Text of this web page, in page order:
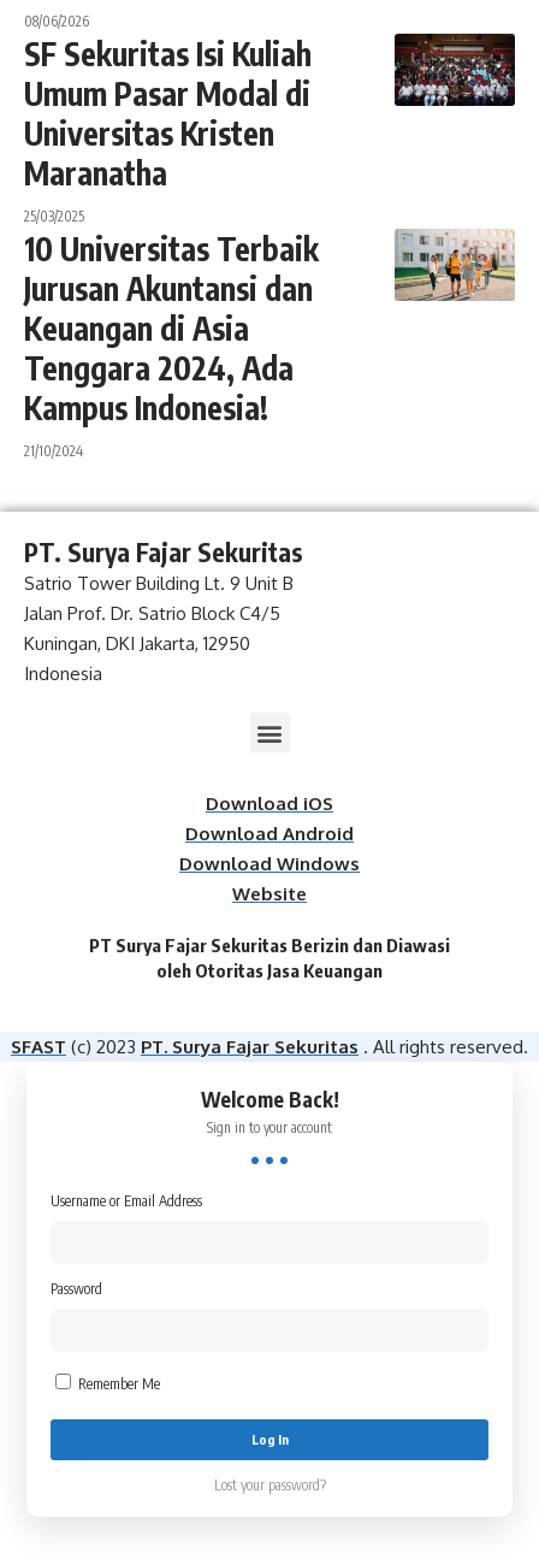
08/06/2026
SF Sekuritas Isi Kuliah
Umum Pasar Modal di
Universitas Kristen
Maranatha
25/03/2025
10 Universitas Terbaik
Jurusan Akuntansi dan
Keuangan di Asia
Tenggara 2024, Ada
Kampus Indonesia!
21/10/2024
PT. Surya Fajar Sekuritas
Satrio Tower Building Lt. 9 Unit B
Jalan Prof. Dr. Satrio Block C4/5
Kuningan, DKI Jakarta, 12950
Indonesia
Download iOS
Download Android
Download Windows
Website
PT Surya Fajar Sekuritas Berizin dan Diawasi
oleh Otoritas Jasa Keuangan​
SFAST (c) 2023 PT. Surya Fajar Sekuritas . All rights reserved.
Welcome Back!
Sign in to your account
Username or Email Address
Password
Remember Me
Lost your password?